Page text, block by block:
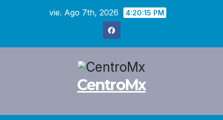
vie. Ago 7th, 2026 4:20:16 PM
CentroMx